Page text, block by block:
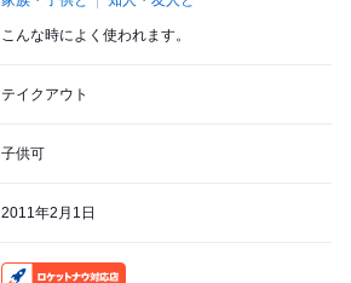
こんな時によく使われます。
テイクアウト
子供可
2011年2月1日